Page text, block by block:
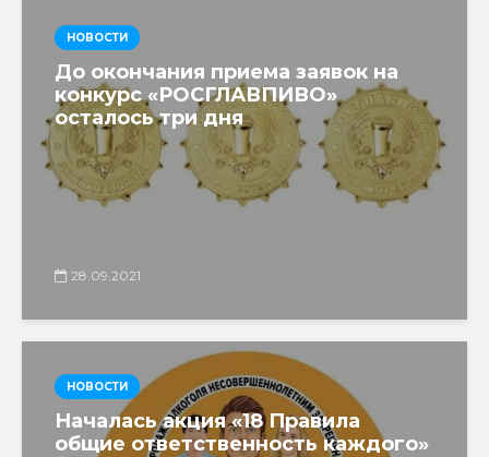
НОВОСТИ
До окончания приема заявок на
конкурс «РОСГЛАВПИВО»
осталось три дня
28.09.2021
НОВОСТИ
Началась акция «18 Правила
общие ответственность каждого»